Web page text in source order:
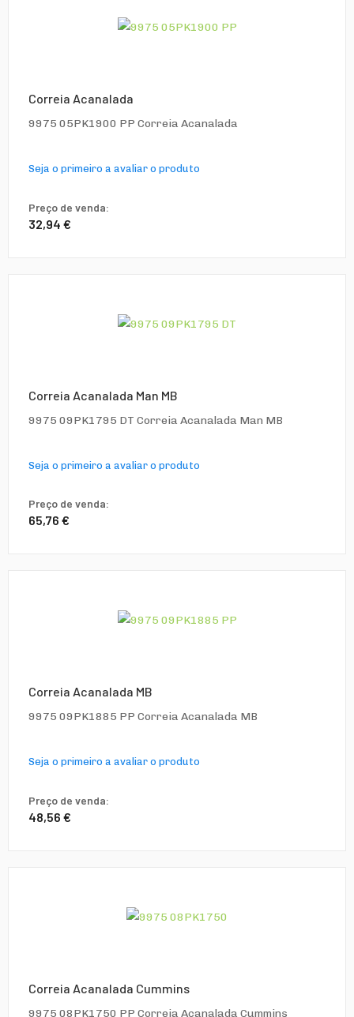
Correia Acanalada
9975 05PK1900 PP Correia Acanalada
Seja o primeiro a avaliar o produto
Preço de venda:
32,94 €
Correia Acanalada Man MB
9975 09PK1795 DT Correia Acanalada Man MB
Seja o primeiro a avaliar o produto
Preço de venda:
65,76 €
Correia Acanalada MB
9975 09PK1885 PP Correia Acanalada MB
Seja o primeiro a avaliar o produto
Preço de venda:
48,56 €
Correia Acanalada Cummins
9975 08PK1750 PP Correia Acanalada Cummins